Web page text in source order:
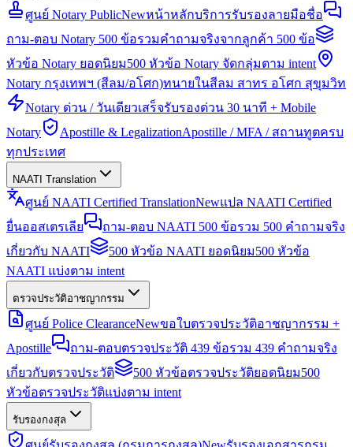
ศูนย์ Notary PublicNewหน้าหลักบริการรับรองลายมือชื่อ
ถาม-ตอบ Notary 500 ข้อรวมคำถามจริงจากลูกค้า 500 ข้อ
หัวข้อ Notary ยอดนิยม500 หัวข้อ Notary จัดกลุ่มตาม intent
Notary กรุงเทพฯ (สีลม/อโศก)ทนายในสีลม สาทร อโศก สุขุมวิท
Notary ด่วน / วันเดียวเสร็จรับรองด่วน 30 นาที + Mobile
Notary
Apostille & LegalizationApostille / MFA / สถานทูตครบ
ทุกประเทศ
NAATI Translation
ศูนย์ NAATI Certified TranslationNewแปล NAATI Certified
ยื่นออสเตรเลีย
ถาม-ตอบ NAATI 500 ข้อรวม 500 คำถามจริง
เกี่ยวกับ NAATI
500 หัวข้อ NAATI ยอดนิยม500 หัวข้อ
NAATI แบ่งตาม intent
ตรวจประวัติอาชญากรรม
ศูนย์ Police ClearanceNewขอใบตรวจประวัติอาชญากรรม +
Apostille
ถาม-ตอบตรวจประวัติ 439 ข้อรวม 439 คำถามจริง
เกี่ยวกับตรวจประวัติ
500 หัวข้อตรวจประวัติยอดนิยม500
หัวข้อตรวจประวัติแบ่งตาม intent
รับรองกงสุล